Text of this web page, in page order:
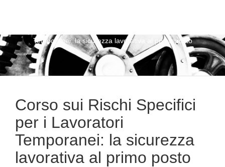
Temporanei: la sicurezza lavorativa al primo posto
Corso sui Rischi Specifici
per i Lavoratori
Temporanei: la sicurezza
lavorativa al primo posto